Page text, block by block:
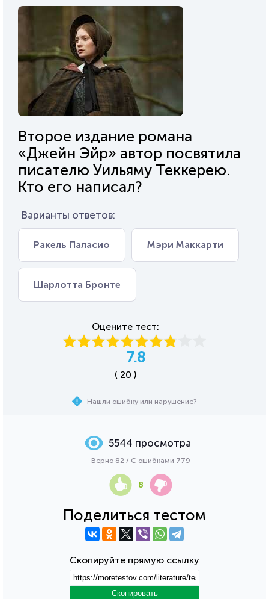
Второе издание романа
«Джейн Эйр» автор посвятила
писателю Уильяму Теккерею.
Кто его написал?
Варианты ответов:
Ракель Паласио Мэри Маккарти
Шарлотта Бронте
Оцените тест:
7.8
( 20 )
Нашли ошибку или нарушение?
Поделиться тестом
Скопируйте прямую ссылку
Скопировать
5544 просмотра
Верно 82 / С ошибками 779
8